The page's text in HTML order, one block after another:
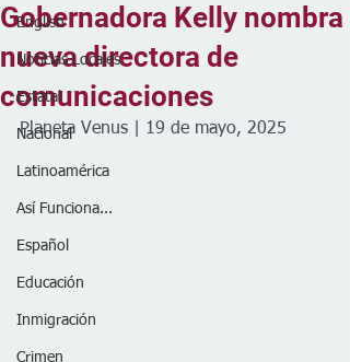
English
Noticias Locales
Estatal
Nacional
Latinoamérica
Así Funciona...
Español
Educación
Inmigración
Crimen
Gobernadora Kelly nombra
nueva directora de
comunicaciones
Planeta Venus | 19 de mayo, 2025